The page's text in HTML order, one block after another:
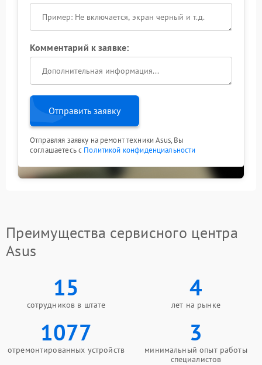
Комментарий к заявке:
Отправить заявку
Отправляя заявку на ремонт техники Asus, Вы
соглашаетесь с Политикой конфиденциальности
Преимущества сервисного центра
Asus
15
сотрудников в штате
4
лет на рынке
1077
отремонтированных устройств
3
минимальный опыт работы
специалистов